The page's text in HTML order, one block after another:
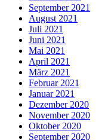
September 2021
August 2021
Juli 2021
Juni 2021
Mai 2021
April 2021
März 2021
Februar 2021
Januar 2021
Dezember 2020
November 2020
Oktober 2020
September 2020